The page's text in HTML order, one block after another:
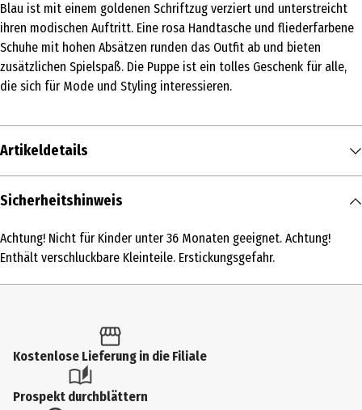
Blau ist mit einem goldenen Schriftzug verziert und unterstreicht
ihren modischen Auftritt. Eine rosa Handtasche und fliederfarbene
Schuhe mit hohen Absätzen runden das Outfit ab und bieten
zusätzlichen Spielspaß. Die Puppe ist ein tolles Geschenk für alle,
die sich für Mode und Styling interessieren.
Artikeldetails
Inhalt
Produkttyp
Artikelnummer des Herstellers
Sicherheitshinweis
Achtung! Nicht für Kinder unter 36 Monaten geeignet. Achtung!
Enthält verschluckbare Kleinteile. Erstickungsgefahr.
Kostenlose Lieferung in die Filiale
Prospekt durchblättern